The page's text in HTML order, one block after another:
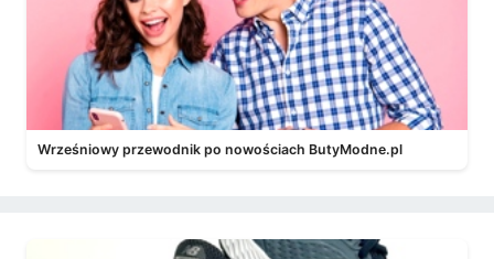
Wrześniowy przewodnik po nowościach ButyModne.pl